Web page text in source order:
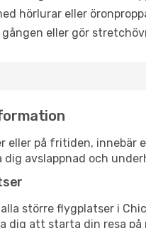
hörlurar eller
gången eller gör
eller på fritiden, innebär
avslappnad och
större flygplatser i
dig att starta din resa